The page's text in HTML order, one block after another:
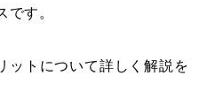
です。
ットについて詳しく解説を